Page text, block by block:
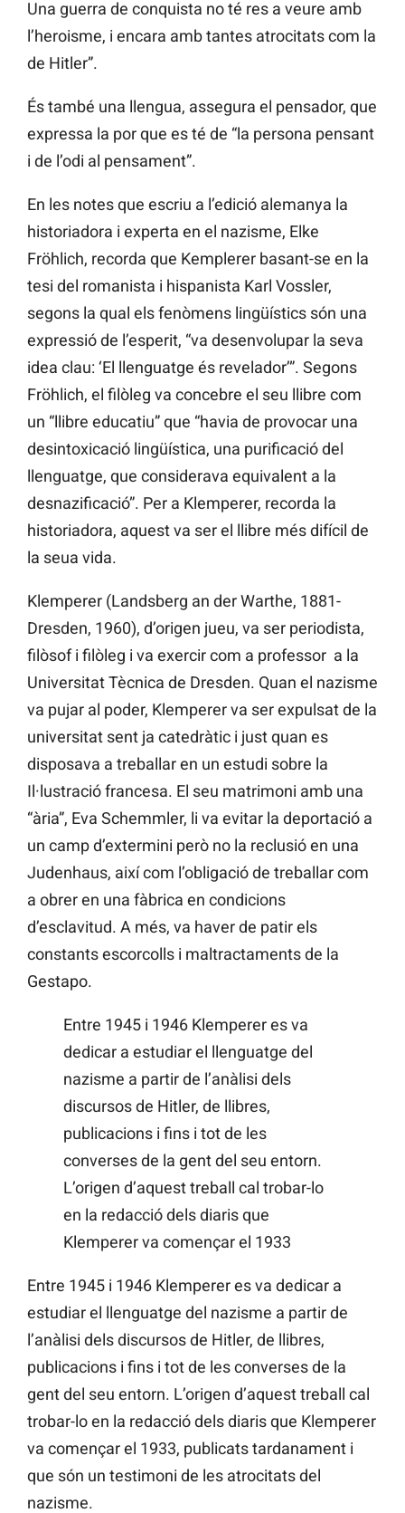
Una guerra de conquista no té res a veure amb
l’heroisme, i encara amb tantes atrocitats com la
de Hitler”.
És també una llengua, assegura el pensador, que
expressa la por que es té de “la persona pensant
i de l’odi al pensament”.
En les notes que escriu a l’edició alemanya la
historiadora i experta en el nazisme, Elke
Fröhlich, recorda que Kemplerer basant-se en la
tesi del romanista i hispanista Karl Vossler,
segons la qual els fenòmens lingüístics són una
expressió de l’esperit, “va desenvolupar la seva
idea clau: ‘El llenguatge és revelador’”. Segons
Fröhlich, el filòleg va concebre el seu llibre com
un “llibre educatiu” que “havia de provocar una
desintoxicació lingüística, una purificació del
llenguatge, que considerava equivalent a la
desnazificació”. Per a Klemperer, recorda la
historiadora, aquest va ser el llibre més difícil de
la seua vida.
Klemperer (Landsberg an der Warthe, 1881-
Dresden, 1960), d’origen jueu, va ser periodista,
filòsof i filòleg i va exercir com a professor a la
Universitat Tècnica de Dresden. Quan el nazisme
va pujar al poder, Klemperer va ser expulsat de la
universitat sent ja catedràtic i just quan es
disposava a treballar en un estudi sobre la
Il·lustració francesa. El seu matrimoni amb una
“ària”, Eva Schemmler, li va evitar la deportació a
un camp d’extermini però no la reclusió en una
Judenhaus, així com l’obligació de treballar com
a obrer en una fàbrica en condicions
d’esclavitud. A més, va haver de patir els
constants escorcolls i maltractaments de la
Gestapo.
Entre 1945 i 1946 Klemperer es va
dedicar a estudiar el llenguatge del
nazisme a partir de l’anàlisi dels
discursos de Hitler, de llibres,
publicacions i fins i tot de les
converses de la gent del seu entorn.
L’origen d’aquest treball cal trobar-lo
en la redacció dels diaris que
Klemperer va començar el 1933
Entre 1945 i 1946 Klemperer es va dedicar a
estudiar el llenguatge del nazisme a partir de
l’anàlisi dels discursos de Hitler, de llibres,
publicacions i fins i tot de les converses de la
gent del seu entorn. L’origen d’aquest treball cal
trobar-lo en la redacció dels diaris que Klemperer
va començar el 1933, publicats tardanament i
que són un testimoni de les atrocitats del
nazisme.